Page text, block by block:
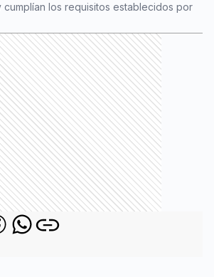
cumplían los requisitos establecidos por